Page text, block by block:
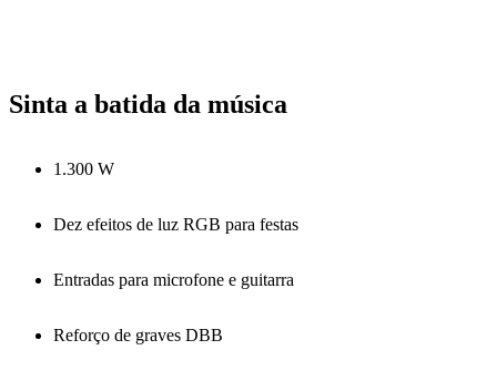
Sinta a batida da música
1.300 W
Dez efeitos de luz RGB para festas
Entradas para microfone e guitarra
Reforço de graves DBB